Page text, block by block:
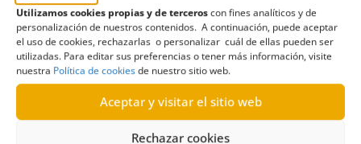
Utilizamos cookies propias y de terceroscon fines analíticos y de
personalización de nuestros contenidos. A continuación, puede aceptar
el uso de cookies, rechazarlas o personalizar cuál de ellas pueden ser
utilizadas. Para editar sus preferencias o tener más información, visite
nuestra Política de cookiesde nuestro sitio web.
Aceptar y visitar el sitio web
Rechazar cookies